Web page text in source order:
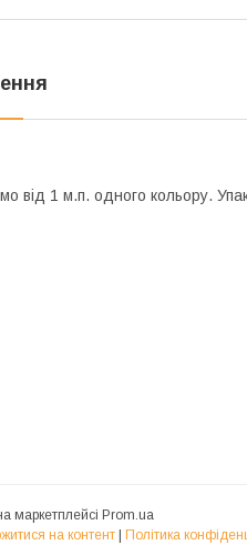
від 1 м.п. одного кольору.
маркетплейсі Prom.ua
на контент | Політика